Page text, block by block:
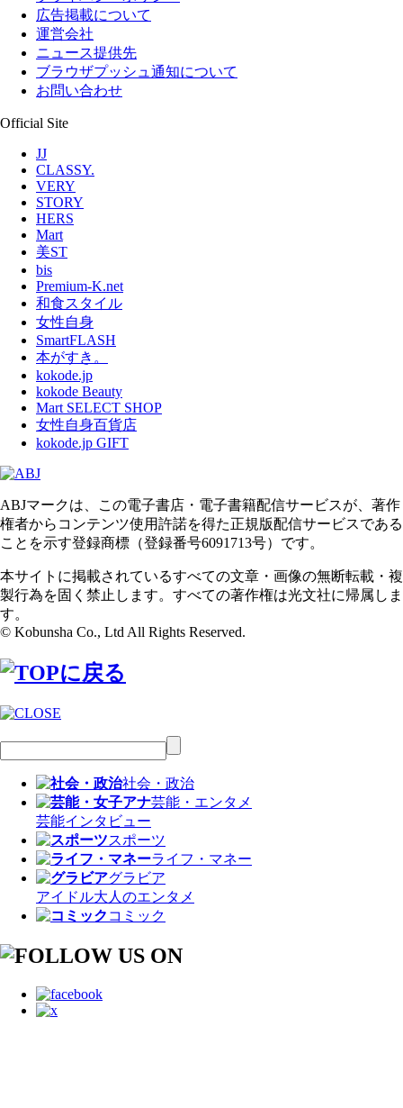
広告掲載について
運営会社
ニュース提供先
ブラウザプッシュ通知について
お問い合わせ
Official Site
JJ
CLASSY.
VERY
STORY
HERS
Mart
美ST
bis
Premium-K.net
和食スタイル
女性自身
SmartFLASH
本がすき。
kokode.jp
kokode Beauty
Mart SELECT SHOP
女性自身百貨店
kokode.jp GIFT
ABJマークは、この電子書店・電子書籍配信サービスが、著作
権者からコンテンツ使用許諾を得た正規版配信サービスである
ことを示す登録商標（登録番号6091713号）です。
本サイトに掲載されているすべての文章・画像の無断転載・複
製行為を固く禁止します。すべての著作権は光文社に帰属しま
す。
© Kobunsha Co., Ltd All Rights Reserved.
社会・政治
芸能・エンタメ
芸能インタビュー
スポーツ
ライフ・マネー
グラビア
アイドル大人のエンタメ
コミック